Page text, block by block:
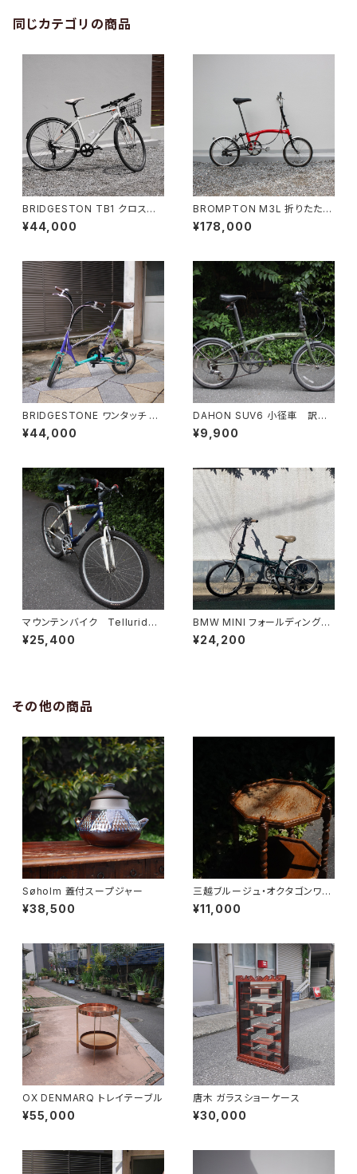
同じカテゴリの商品
BRIDGESTON TB1 クロスバ
イク
¥44,000
BROMPTON M3L 折りたたみ
自転車
¥178,000
BRIDGESTONE ワンタッチ ピ
クニカ
¥44,000
DAHON SUV6 小径車 訳あ
り
¥9,900
マウンテンバイク Telluride I
nfinity MTB カナダ
¥25,400
BMW MINI フォールディングバ
イク
¥24,200
その他の商品
Søholm 蓋付スープジャー
¥38,500
三越ブルージュ・オクタゴンワゴ
ン
¥11,000
OX DENMARQ トレイテーブル
¥55,000
唐木 ガラスショーケース
¥30,000